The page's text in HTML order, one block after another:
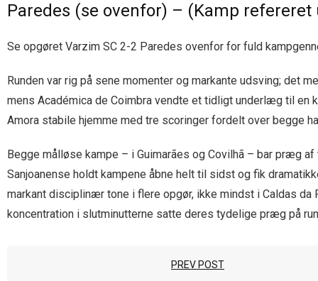
Paredes (se ovenfor) – (Kamp refereret
Se opgøret Varzim SC 2-2 Paredes ovenfor for fuld
Runden var rig på sene momenter og markante udsving; det
mens Académica de Coimbra vendte et tidligt underlæg til en
Amora stabile hjemme med tre scoringer fordelt over begge
Begge målløse kampe – i Guimarães og Covilhã – bar præg
Sanjoanense holdt kampene åbne helt til sidst og fik
markant disciplinær tone i flere opgør, ikke mindst i Caldas da
koncentration i slutminutterne satte deres tydelige præg på
PREV POST